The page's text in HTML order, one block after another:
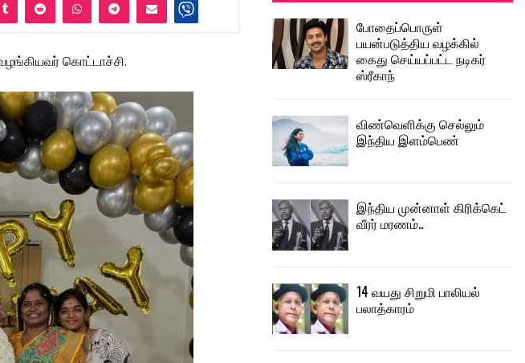
கொட்டாச்சி.
f
o
r
:
போதைப்பொருள்
பயன்படுத்திய வழக்கில்
கைது செய்யப்பட்ட நடிகர்
ஸ்ரீகாந்
விண்வெளிக்கு செல்லும்
இந்திய இளம்பெண்
இந்திய முன்னாள் கிரிக்கெட்
வீரர் மரணம்..
14 வயது சிறுமி பாலியல்
பலாத்காரம்